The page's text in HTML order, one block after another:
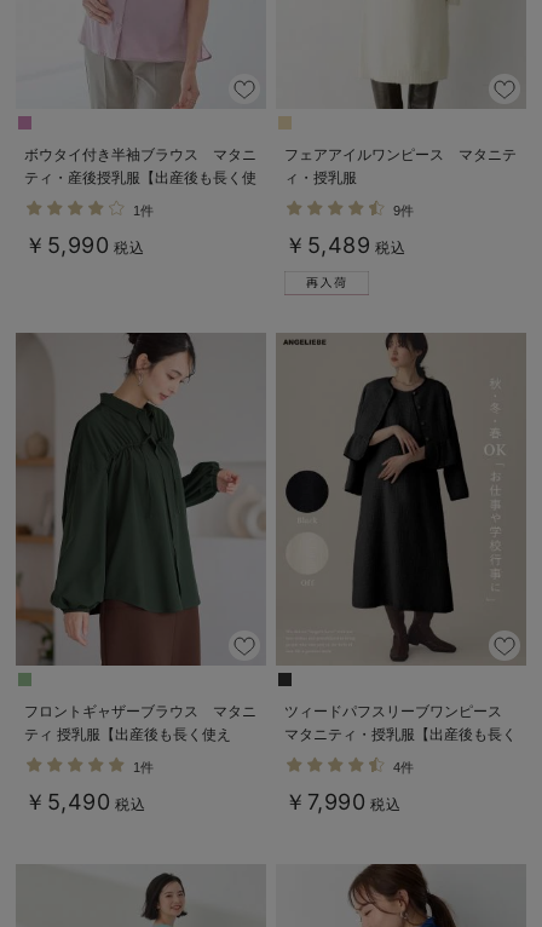
ボウタイ付き半袖ブラウス マタニ
ティ・産後授乳服【出産後も長く使
える】
1件
￥5,990 税込
フェアアイルワンピース マタニテ
ィ・授乳服
9件
￥5,489 税込
フロントギャザーブラウス マタニ
ティ 授乳服【出産後も長く使え
る】
1件
￥5,490 税込
ツィードパフスリーブワンピース
マタニティ・授乳服【出産後も長く
使える】
4件
￥7,990 税込